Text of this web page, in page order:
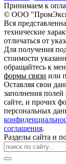
Принимаем к
© ООО
Вся
технические
отличаться от
Для получения
стоимости
обращайтесь к
формы связи или
Оставляя свои
заполнения
сайте, и прочих
персональных
соглашения.
Разделы сайта и